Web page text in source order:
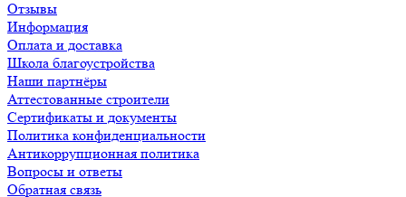
Отзывы
Информация
Оплата и доставка
Школа благоустройства
Наши партнёры
Аттестованные строители
Сертификаты и документы
Политика конфиденциальности
Антикоррупционная политика
Вопросы и ответы
Обратная связь